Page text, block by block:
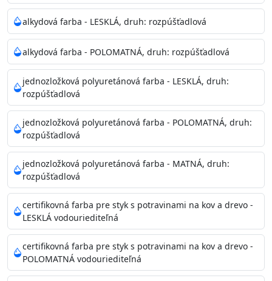
Aplikácia: štetec, valček, striekacia pištoľ
Povrchová úprava: 1
Je možné tónovať v systéme Colorfull: áno
Merná hmotnosť : 1,54 ± 0,02 Kg / L (ISO 2811)
Čistenie: vodou
Príprava povrchu
Povrchy musia byť hladké, čisté, suché, zbavené prachu,
mastnoty, solí a materiálov so zlou priľnavosťou. Otvory
alebo trhliny vyplňte
akrylovým tmelom Acrylic putty, Visto alebo Acrylic light
putty a prebrúste. Nové alebo porézne povrchy natreté
menej kvalitnými farbami
vždy penetrujte. Odporúčané penetračné nátery
Acrylan Unco, Gypsum board alebo Vitex Primer 100% a
na škvrny použite Blanco eco
riediteľné vodou.
alkydová farba - LESKLÁ, druh: rozpúšťadlová
alkydová farba - POLOMATNÁ, druh: rozpúšťadlová
jednozložková polyuretánová farba - LESKLÁ, druh:
rozpúšťadlová
jednozložková polyuretánová farba - POLOMATNÁ, druh:
rozpúšťadlová
jednozložková polyuretánová farba - MATNÁ, druh:
rozpúšťadlová
certifikovná farba pre styk s potravinami na kov a drevo -
LESKLÁ vodouriediteľná
certifikovná farba pre styk s potravinami na kov a drevo -
POLOMATNÁ vodouriediteľná